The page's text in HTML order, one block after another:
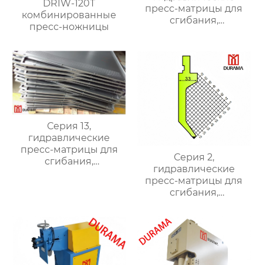
DRIW-120T
комбинированные
пресс-ножницы
пресс-матрицы для
сгибания,
листового металла
Серия 13,
гидравлические
пресс-матрицы для
сгибания,
Серия 2,
гидравлические
пресс-матрицы для
сгибания,
формы для сгибания
листового металла